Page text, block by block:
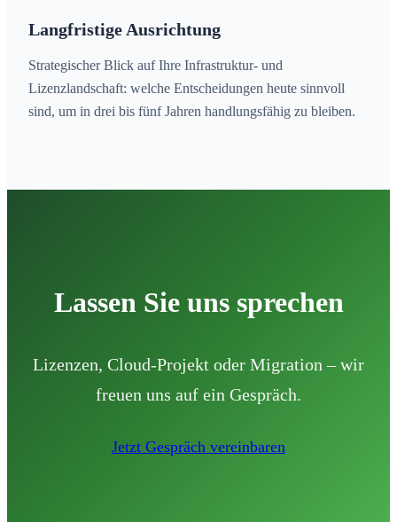
Langfristige Ausrichtung
Strategischer Blick auf Ihre Infrastruktur- und
Lizenzlandschaft: welche Entscheidungen heute sinnvoll
sind, um in drei bis fünf Jahren handlungsfähig zu bleiben.
Lassen Sie uns sprechen
Lizenzen, Cloud-Projekt oder Migration – wir
freuen uns auf ein Gespräch.
Jetzt Gespräch vereinbaren